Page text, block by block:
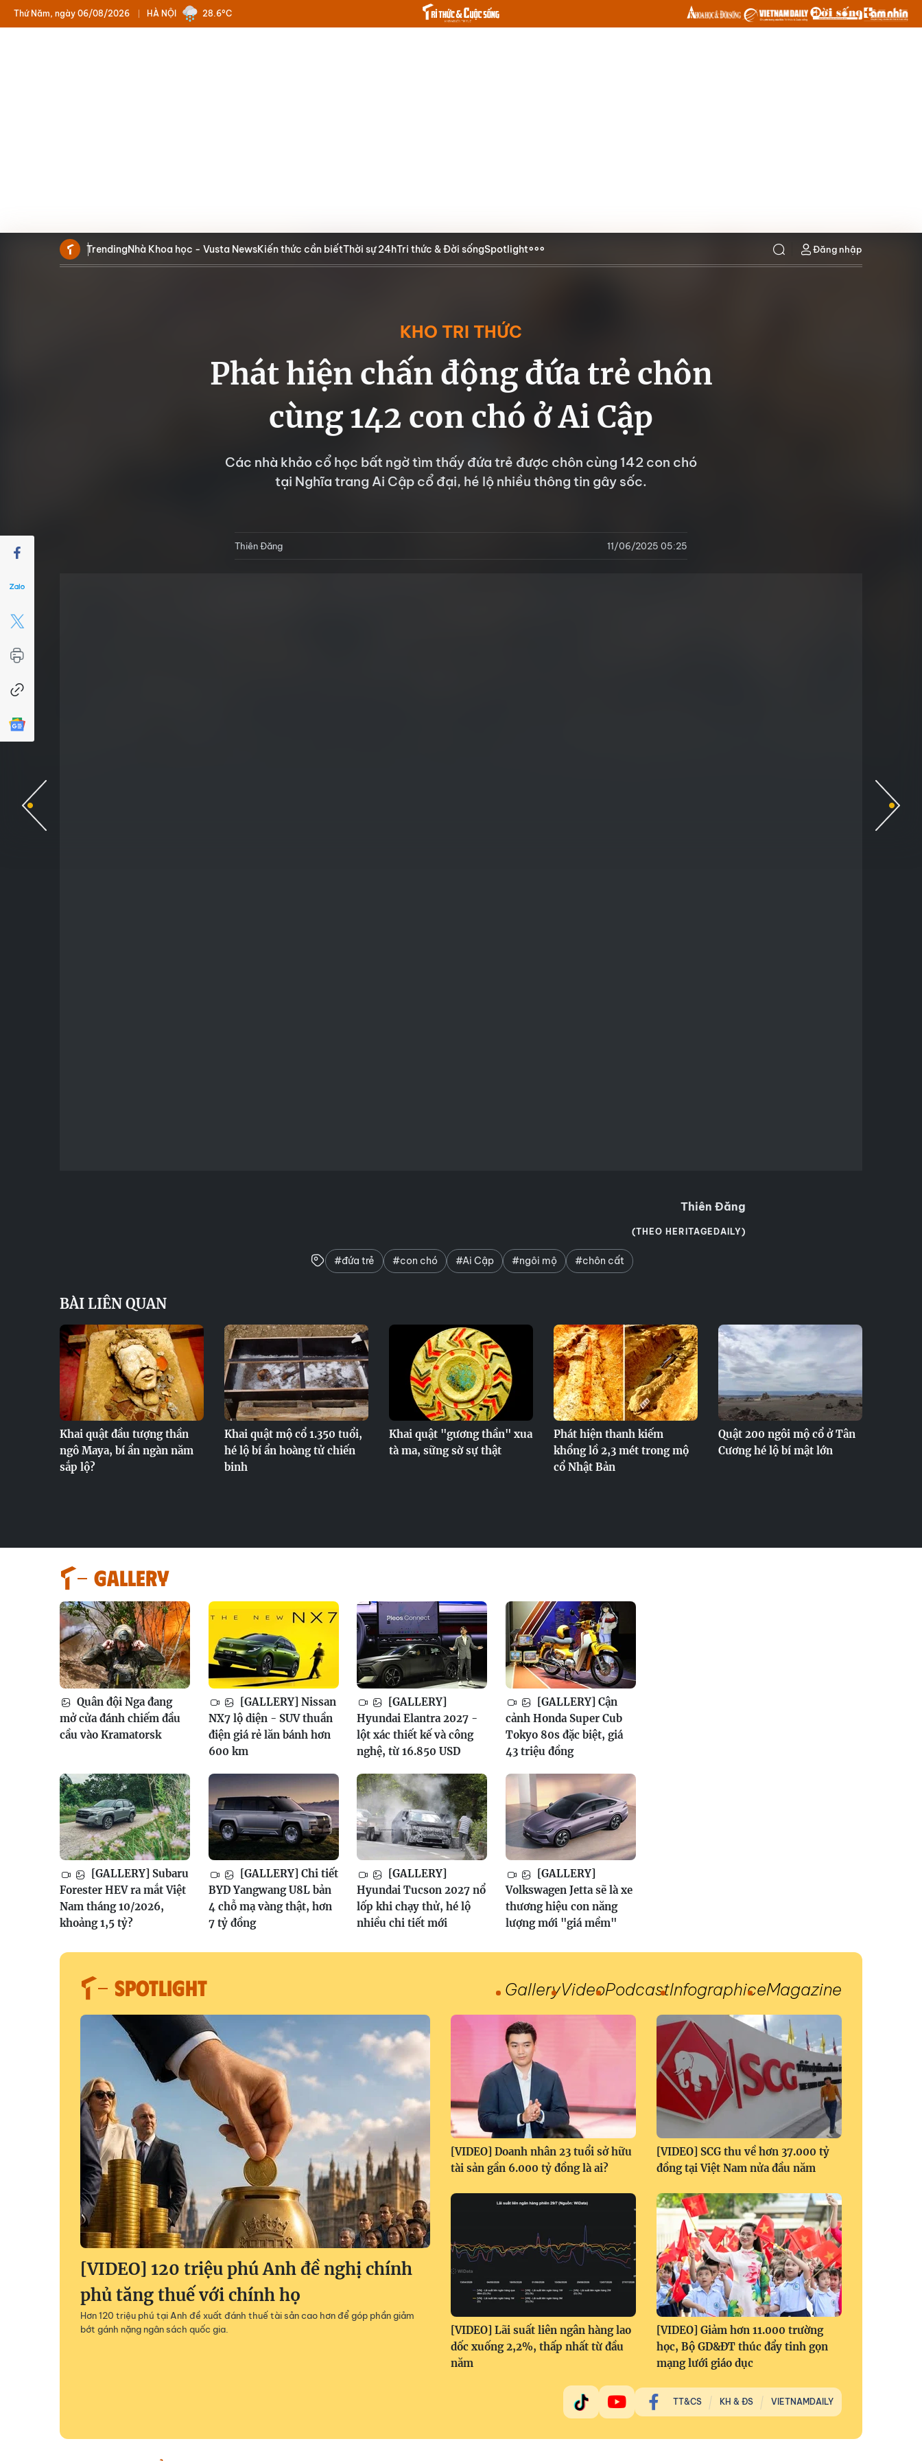
HÀ NỘI
Thứ Năm, ngày 06/08/2026 28.6°C
TrendingNhà Khoa học - Vusta NewsKiến thức cần biếtThời sự 24hTri thức & Đời sốngSpotlight Đăng nhập
KHO TRI THỨC
Phát hiện chấn động đứa trẻ chôn
cùng 142 con chó ở Ai Cập
Các nhà khảo cổ học bất ngờ tìm thấy đứa trẻ được chôn cùng 142 con chó
tại Nghĩa trang Ai Cập cổ đại, hé lộ nhiều thông tin gây sốc.
Thiên Đăng 11/06/2025 05:25
Thiên Đăng
(THEO HERITAGEDAILY)
#đứa trẻ #con chó #Ai Cập #ngôi mộ #chôn cất
BÀI LIÊN QUAN
Khai quật đầu tượng thần
ngô Maya, bí ẩn ngàn năm
sắp lộ?
Khai quật mộ cổ 1.350 tuổi,
hé lộ bí ẩn hoàng tử chiến
binh
Khai quật "gương thần" xua
tà ma, sững sờ sự thật
Phát hiện thanh kiếm
khổng lồ 2,3 mét trong mộ
cổ Nhật Bản
Quật 200 ngôi mộ cổ ở Tân
Cương hé lộ bí mật lớn
GALLERY
Quân đội Nga đang
mở cửa đánh chiếm đầu
cầu vào Kramatorsk
[GALLERY] Nissan
NX7 lộ diện - SUV thuần
điện giá rẻ lăn bánh hơn
600 km
[GALLERY]
Hyundai Elantra 2027 -
lột xác thiết kế và công
nghệ, từ 16.850 USD
[GALLERY] Cận
cảnh Honda Super Cub
Tokyo 80s đặc biệt, giá
43 triệu đồng
[GALLERY] Subaru
Forester HEV ra mắt Việt
Nam tháng 10/2026,
khoảng 1,5 tỷ?
[GALLERY] Chi tiết
BYD Yangwang U8L bản
4 chỗ mạ vàng thật, hơn
7 tỷ đồng
[GALLERY]
Hyundai Tucson 2027 nổ
lốp khi chạy thử, hé lộ
nhiều chi tiết mới
[GALLERY]
Volkswagen Jetta sẽ là xe
thương hiệu con năng
lượng mới "giá mềm"
SPOTLIGHT GalleryVideoPodcastInfographiceMagazine
[VIDEO] 120 triệu phú Anh đề nghị chính
phủ tăng thuế với chính họ
Hơn 120 triệu phú tại Anh đề xuất đánh thuế tài sản cao hơn để góp phần giảm
bớt gánh nặng ngân sách quốc gia.
[VIDEO] Doanh nhân 23 tuổi sở hữu
tài sản gần 6.000 tỷ đồng là ai?
[VIDEO] SCG thu về hơn 37.000 tỷ
đồng tại Việt Nam nửa đầu năm
[VIDEO] Lãi suất liên ngân hàng lao
dốc xuống 2,2%, thấp nhất từ đầu
năm
[VIDEO] Giảm hơn 11.000 trường
học, Bộ GD&ĐT thúc đẩy tinh gọn
mạng lưới giáo dục
TT&CS KH & ĐS VIETNAMDAILY